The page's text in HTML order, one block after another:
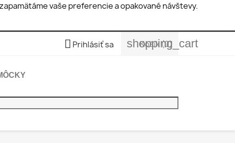
vaše preferencie a opakované návštevy.
 Prihlásiť sa shopping_cart
Košík(0)